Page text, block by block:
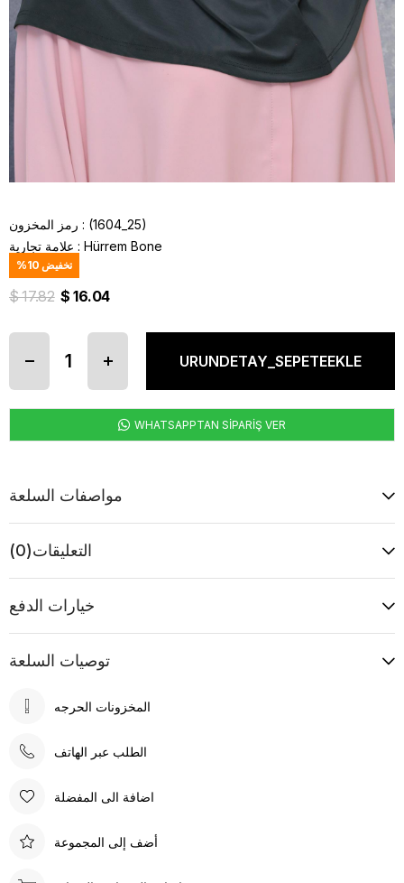
رمز المخزون
(1604_25)
علامة تجارية : Hürrem Bone
%10 تخفيض
$ 17.82 $ 16.04
WHATSAPPTAN SİPARİŞ VER
مواصفات السلعة
التعليقات(0)
خيارات الدفع
توصيات السلعة
الطلب عبر الهاتف
اضافة الى المفضلة
أضف إلى المجموعة